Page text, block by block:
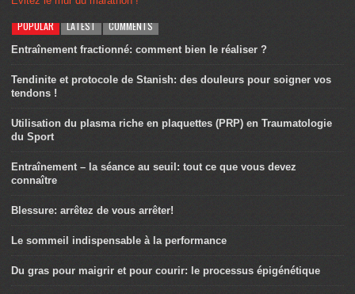
POPULAR LATEST COMMENTS
Entraînement fractionné: comment bien le réaliser ?
Tendinite et protocole de Stanish: des douleurs pour soigner vos
tendons !
Utilisation du plasma riche en plaquettes (PRP) en Traumatologie
du Sport
Entraînement – la séance au seuil: tout ce que vous devez
connaître
Blessure: arrêtez de vous arrêter!
Le sommeil indispensable à la performance
Du gras pour maigrir et pour courir: le processus épigénétique